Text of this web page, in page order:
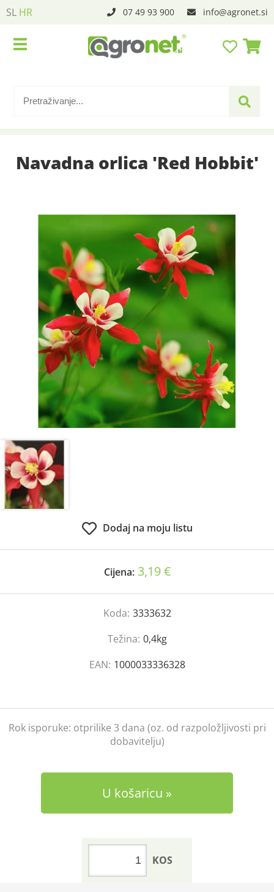
SL HR 07 49 93 900 info agronet.si
Navadna orlica 'Red Hobbit'
Dodaj na moju listu
Cijena: 3,19 €
Koda: 3333632
Težina: 0,4kg
EAN: 1000033336328
Rok isporuke: otprilike 3 dana (oz. od razpoložljivosti pri
dobavitelju)
U košaricu
KOS